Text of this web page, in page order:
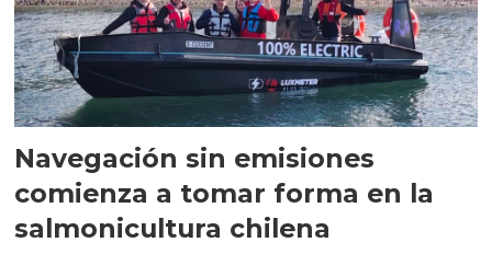
Navegación sin emisiones
comienza a tomar forma en la
salmonicultura chilena